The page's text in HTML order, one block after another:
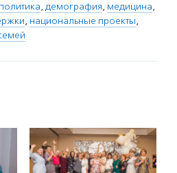
, демография, медицина,
, национальные проекты,